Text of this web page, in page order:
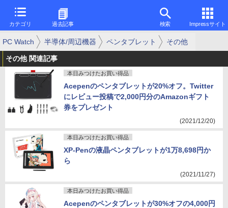
カテゴリ 過去記事 検索 Impressサイト
PC Watch 半導体/周辺機器 ペンタブレット その他
その他 関連記事
本日みつけたお買い得品
Acepenのペンタブレットが20%オフ。Twitter
にレビュー投稿で2,000円分のAmazonギフト
券をプレゼント
(2021/12/20)
本日みつけたお買い得品
XP-Penの液晶ペンタブレットが1万8,698円か
ら
(2021/11/27)
本日みつけたお買い得品
Acepenのペンタブレットが30%オフの4,000円